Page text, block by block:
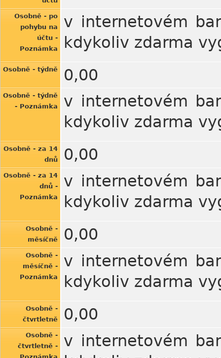
Osobně - po
pohybu na
účtu -
Poznámka
v internetovém
kdykoliv zdarma
Osobně - týdně 0,00
Osobně - týdně
- Poznámka
v internetovém
kdykoliv zdarma
Osobně - za 14
dnů
0,00
Osobně - za 14
dnů -
Poznámka
v internetovém
kdykoliv zdarma
Osobně -
měsíčně
0,00
Osobně -
měsíčně -
Poznámka
v internetovém
kdykoliv zdarma
Osobně -
čtvrtletně
0,00
Osobně -
čtvrtletně -
v internetovém